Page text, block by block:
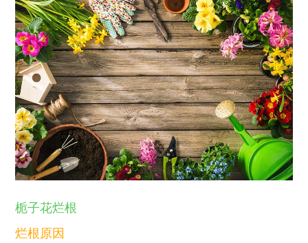
栀子花烂根
烂根原因